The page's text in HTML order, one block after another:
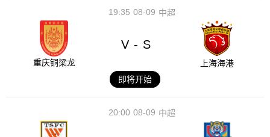
08-09
19:35 中超
重庆铜梁龙
V - S
上海海港
即将开始
08-09
20:00 中超